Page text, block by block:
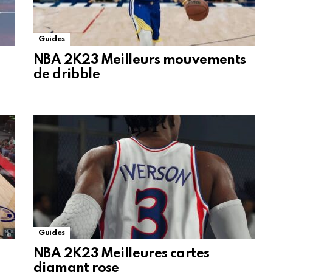
Guides
NBA 2K23 Meilleurs mouvements
de dribble
Guides
NBA 2K23 Meilleures cartes
diamant rose